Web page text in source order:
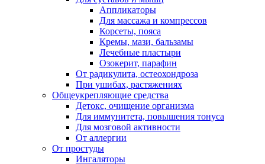
Аппликаторы
Для массажа и компрессов
Корсеты, пояса
Кремы, мази, бальзамы
Лечебные пластыри
Озокерит, парафин
От радикулита, остеохондроза
При ушибах, растяжениях
Общеукрепляющие средства
Детокс, очищение организма
Для иммунитета, повышения тонуса
Для мозговой активности
От аллергии
От простуды
Ингаляторы